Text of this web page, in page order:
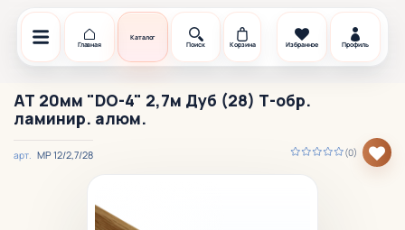
Главная
Каталог
Поиск
Корзина Избранное Профиль
АТ 20мм "DO-4" 2,7м Дуб (28) Т-обр.
ламинир. алюм.
(0)
арт. МР 12/2,7/28